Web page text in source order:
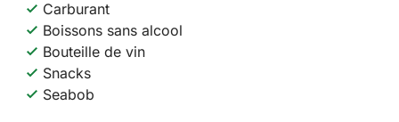
Carburant
Boissons sans alcool
Bouteille de vin
Snacks
Seabob